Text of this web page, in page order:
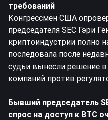
требований
Конгрессмен США
председателя SEC Гэри
криптоиндустрии полно
последовала после
судьи вынесли решение
компаний против
Бывший председатель
спрос на доступ к BTC